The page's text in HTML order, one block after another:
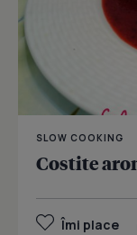
SLOW COOKING
Costite
Îmi place